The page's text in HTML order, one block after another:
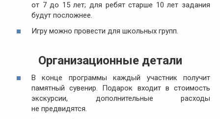
от 7 до 15 лет; для ребят старше 10 лет задания
будут посложнее.
Игру можно провести для школьных групп.
Организационные детали
В конце программы каждый участник получит
памятный сувенир. Подарок входит в стоимость
экскурсии, дополнительные расходы
не предвидятся.